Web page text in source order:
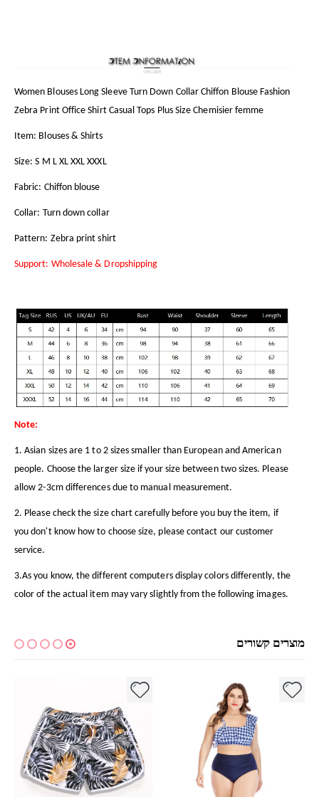
Women Blouses Long Sleeve Turn Down Collar Chiffon Blouse Fashion
Zebra Print Office Shirt Casual Tops Plus Size Chemisier femme
Item: Blouses & Shirts
Size: S M L XL XXL XXXL
Fabric: Chiffon blouse
Collar: Turn down collar
Pattern: Zebra print shirt
Support: Wholesale & Dropshipping
Note:
1. Asian sizes are 1 to 2 sizes smaller than European and American
people. Choose the larger size if your size between two sizes. Please
allow 2-3cm differences due to manual measurement.
2. Please check the size chart carefully before you buy the item, if
you don't know how to choose size, please contact our customer
service.
3.As you know, the different computers display colors differently, the
color of the actual item may vary slightly from the following images.
מוצרים קשורים